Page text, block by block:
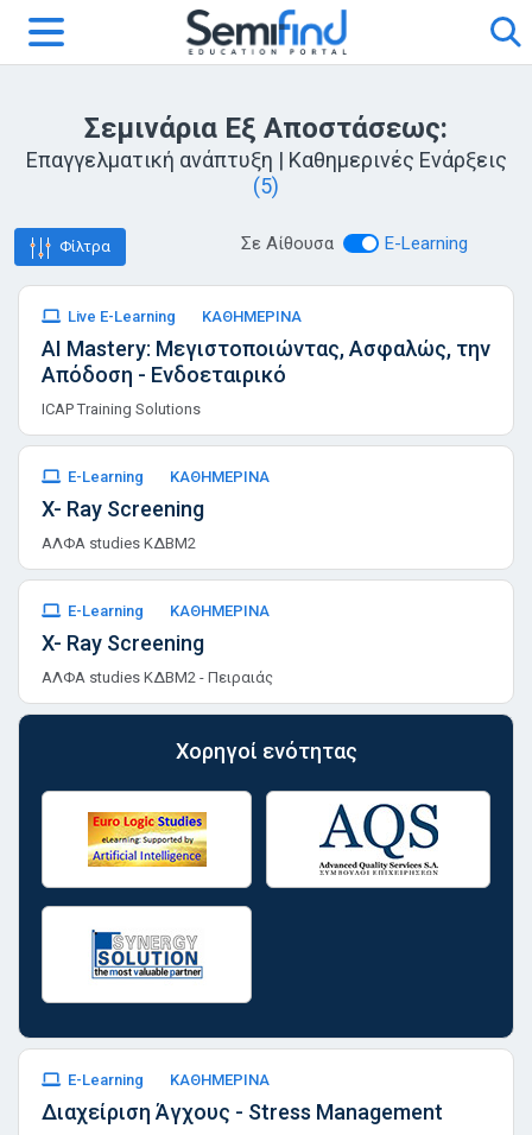
Σεμινάρια Εξ Αποστάσεως:
Επαγγελματική ανάπτυξη | Καθημερινές Ενάρξεις
(5)
Φίλτρα Σε Αίθουσα E-Learning
Live E-Learning ΚΑΘΗΜΕΡΙΝΑ
AI Mastery: Μεγιστοποιώντας, Ασφαλώς, την
Απόδοση - Ενδοεταιρικό
ICAP Training Solutions
E-Learning ΚΑΘΗΜΕΡΙΝΑ
X- Ray Screening
ΑΛΦΑ studies ΚΔΒΜ2
E-Learning ΚΑΘΗΜΕΡΙΝΑ
X- Ray Screening
ΑΛΦΑ studies ΚΔΒΜ2 - Πειραιάς
Χορηγοί ενότητας
E-Learning ΚΑΘΗΜΕΡΙΝΑ
Διαχείριση Άγχους - Stress Management